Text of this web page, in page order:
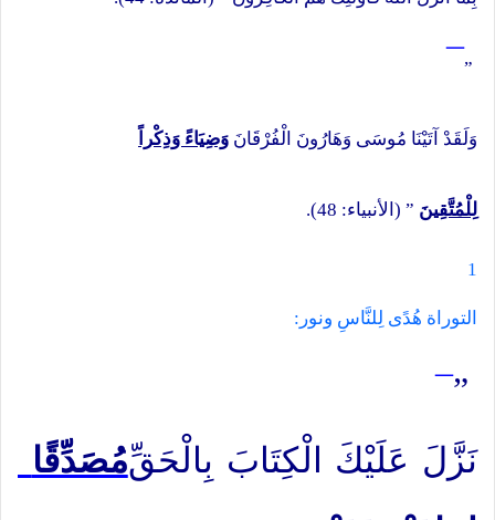
¯”
وَلَقَدْ آتَيْنَا مُوسَى وَهَارُونَ الْفُرْقَانَ وَضِيَاءً وَذِكْراً
لِلْمُتَّقِينَ ” (الأنبياء: 48).
1
التوراة هُدًى لِلنَّاسِ ونور:
¯”
نَزَّلَ عَلَيْكَ الْكِتَابَ بِالْحَقِّمُصَدِّقًا